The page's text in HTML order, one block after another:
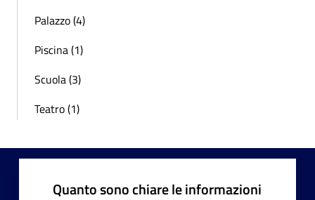
Palazzo (4)
Piscina (1)
Scuola (3)
Teatro (1)
Quanto sono chiare le informazioni